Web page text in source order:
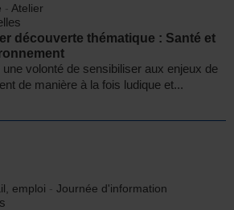
- Atelier
découverte thématique : Santé et
une volonté de sensibiliser aux enjeux de
de manière à la fois ludique et...
emploi - Journée d'information